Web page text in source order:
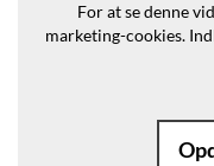
For at se denne
marketing-cookies.